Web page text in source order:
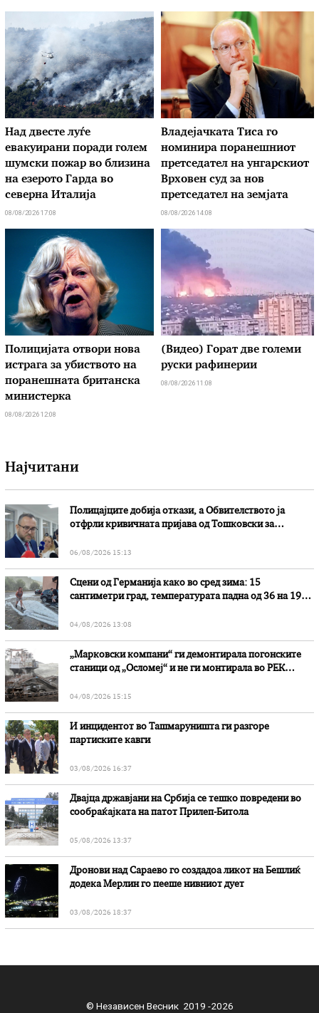
Над двесте луѓе
евакуирани поради голем
шумски пожар во близина
на езерото Гарда во
северна Италија
08/08/2026 17:08
Владејачката Тиса го
номинира поранешниот
претседател на унгарскиот
Врховен суд за нов
претседател на земјата
08/08/2026 14:08
Полицијата отвори нова
истрага за убиството на
поранешната британска
министерка
08/08/2026 12:08
(Видео) Горат две големи
руски рафинерии
08/08/2026 11:08
Најчитани
Полицајците добија откази, а Обвителството ја
отфрли кривичната пријава од Тошковски за
06/08/2026 15:13
Сцени од Германија како во сред зима: 15
сантиметри град, температурата падна од 36 на 19
04/08/2026 13:08
„Марковски компани“ ги демонтирала погонските
станици од „Осломеј“ и не ги монтирала во РЕК
04/08/2026 15:15
И инцидентот во Ташмаруништa ги разгоре
партиските кавги
03/08/2026 16:37
Двајца државјани на Србија се тешко повредени во
сообраќајката на патот Прилеп-Битола
05/08/2026 13:37
Дронови над Сараево го создадоа ликот на Бешлиќ
додека Мерлин го пееше нивниот дует
03/08/2026 18:37
© Независен Весник 2019 -2026